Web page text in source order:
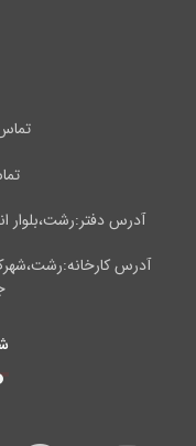
آدرس دفتر:رشت،بلوار
آدرس